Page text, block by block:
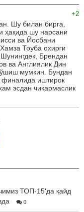
+2
Шу билан бирга,
ҳақида шу нарсани
ва Йосбани
Тоуба охирги
Брендан
ва Англиялик Дин
мумкин. Бундан
финалида иштирок
эсдан чиқармаслик
ТОП-15'да қайд
0